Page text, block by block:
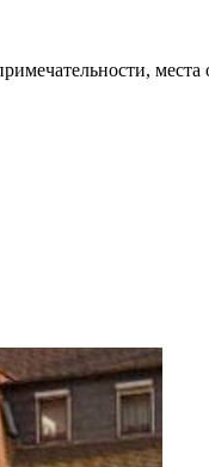
места